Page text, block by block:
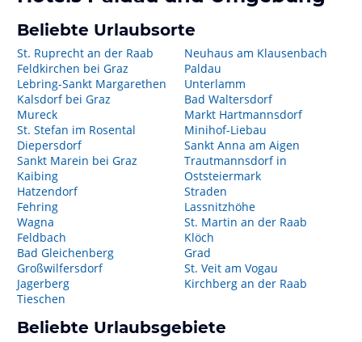
Beliebte Urlaubsorte
St. Ruprecht an der Raab
Feldkirchen bei Graz
Lebring-Sankt Margarethen
Kalsdorf bei Graz
Mureck
St. Stefan im Rosental
Diepersdorf
Sankt Marein bei Graz
Kaibing
Hatzendorf
Fehring
Wagna
Feldbach
Bad Gleichenberg
Großwilfersdorf
Jagerberg
Tieschen
Neuhaus am Klausenbach
Paldau
Unterlamm
Bad Waltersdorf
Markt Hartmannsdorf
Minihof-Liebau
Sankt Anna am Aigen
Trautmannsdorf in
Oststeiermark
Straden
Lassnitzhöhe
St. Martin an der Raab
Klöch
Grad
St. Veit am Vogau
Kirchberg an der Raab
Beliebte Urlaubsgebiete